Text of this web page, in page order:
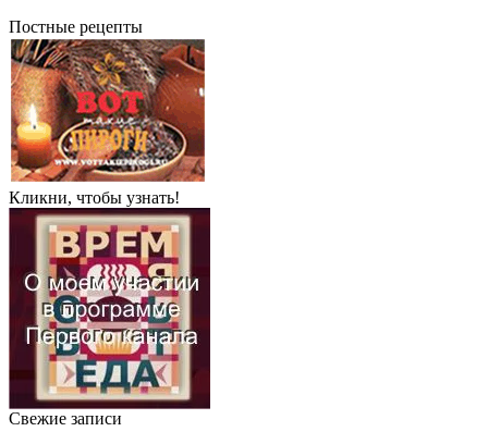
Постные рецепты
Кликни, чтобы узнать!
Свежие записи